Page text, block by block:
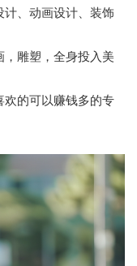
计、动画设计、装饰
雕塑，全身投入美
的可以赚钱多的专